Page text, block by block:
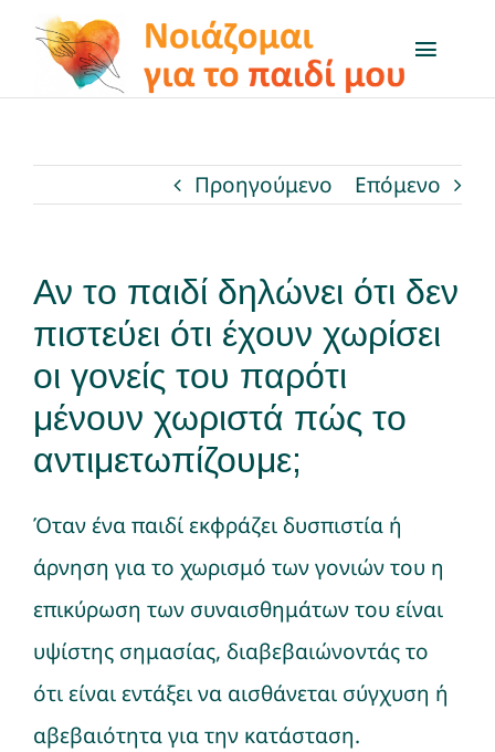
Μετάβαση
περιεχόμενο
Toggle
Q&A
On air
Χρήσιμοι Σύνδεσμοι
Προηγούμενο Επόμενο
Αν το παιδί δηλώνει ότι δεν
πιστεύει ότι έχουν χωρίσει
οι γονείς του παρότι
μένουν χωριστά πώς το
αντιμετωπίζουμε;
Όταν ένα παιδί εκφράζει δυσπιστία ή
άρνηση για το χωρισμό των γονιών του η
επικύρωση των συναισθημάτων του είναι
υψίστης σημασίας, διαβεβαιώνοντάς το
ότι είναι εντάξει να αισθάνεται σύγχυση ή
αβεβαιότητα για την κατάσταση.